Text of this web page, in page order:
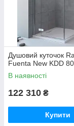
Душовий куточок
Fuenta New KDD
В наявності
122 310 ₴
Купити